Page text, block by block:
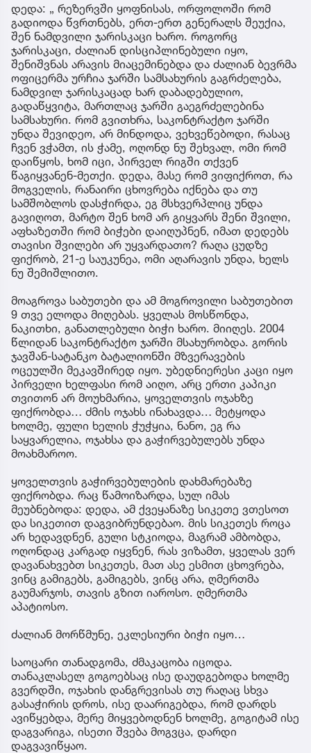
დედა: „ რეზერვში ყოფნისას, ორფოლოში რომ
გადიოდა წვრთნებს, ერთ-ერთ გენერალს შეუქია,
შენ ნამდვილი ჯარისკაცი ხარო. როგორც
ჯარისკაცი, ძალიან დისციპლინებული იყო,
შენიშვნას არავის მიაცემინებდა და ძალიან ბევრმა
ოფიცერმა ურჩია ჯარში სამსახურის გაგრძელება,
ნამდვილ ჯარისკაცად ხარ დაბადებულიო,
გადაწყვიტა, მართლაც ჯარში გაეგრძელებინა
სამსახური. რომ გვითხრა, საკონტრაქტო ჯარში
უნდა შევიდეო, არ მინდოდა, ვეხვეწებოდი, რასაც
ჩვენ ვჭამთ, ის ჭამე, ოღონდ ნუ შეხვალ, ომი რომ
დაიწყოს, ხომ იცი, პირველ რიგში თქვენ
წაგიყვანენ-მეთქი. დედა, მასე რომ ვიფიქროთ, რა
მოგველის, რანაირი ცხოვრება იქნება და თუ
სამშობლოს დასჭირდა, ეგ მსხვერპლიც უნდა
გავიღოთ, მარტო შენ ხომ არ გიყვარს შენი შვილი,
აფხაზეთში რომ ბიჭები დაიღუპნენ, იმათ დედებს
თავისი შვილები არ უყვარდათო? რაღა ცუდზე
ფიქრობ, 21-ე საუკუნეა, ომი აღარავის უნდა, ხელს
ნუ შემიშლითო.
მოაგროვა საბუთები და ამ მოგროვილი საბუთებით
9 თვე ელოდა მიღებას. ყველას მოსწონდა,
ნაკითხი, განათლებული ბიჭი ხარო. მიიღეს. 2004
წლიდან საკონტრაქტო ჯარში მსახურობდა. გორის
ჯავშან-სატანკო ბატალიონში მზვერავების
ოცეულში მეკავშირედ იყო. უბედნიერესი კაცი იყო
პირველი ხელფასი რომ აიღო, არც ერთი კაპიკი
თვითონ არ მოუხმარია, ყოველთვის ოჯახზე
ფიქრობდა… ძმის ოჯახს ინახავდა… მეტყოდა
ხოლმე, ფული ხელის ჭუჭყია, ნანო, ეგ რა
საყვარელია, ოჯახსა და გაჭირვებულებს უნდა
მოახმაროო.
ყოველთვის გაჭირვებულების დახმარებაზე
ფიქრობდა. რაც წამოიზარდა, სულ იმას
მეუბნებოდა: დედა, ამ ქვეყანაზე სიკეთე ვთესოთ
და სიკეთით დაგვიბრუნდებაო. მის სიკეთეს როცა
არ ხედავდნენ, გული სტკიოდა, მაგრამ ამბობდა,
ოღონდაც კარგად იყვნენ, რას ვიზამთ, ყველას ვერ
დავანახვებთ სიკეთეს, მათ ასე ესმით ცხოვრება,
ვინც გამიგებს, გამიგებს, ვინც არა, ღმერთმა
გაუმარჯოს, თავის გზით იაროსო. ღმერთმა
აპატიოსო.
ძალიან მორწმუნე, ეკლესიური ბიჭი იყო…
საოცარი თანადგომა, ძმაკაცობა იცოდა.
თანაკლასელ გოგოებსაც ისე დაუდგებოდა ხოლმე
გვერდში, ოჯახის დანგრევისას თუ რაღაც სხვა
გასაჭირის დროს, ისე დაარიგებდა, რომ დარდს
ავიწყებდა, მერე მიყვებოდნენ ხოლმე, გოგიტამ ისე
დაგვარიგა, ისეთი შვება მოგვცა, დარდი
დაგვავიწყაო.